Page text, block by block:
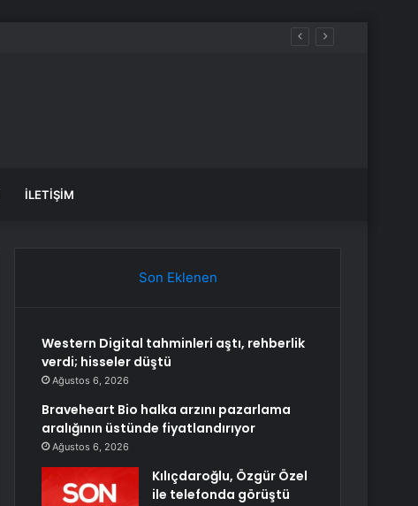
İLETIŞIM
Son Eklenen
Western Digital tahminleri aştı, rehberlik
verdi; hisseler düştü
Ağustos 6, 2026
Braveheart Bio halka arzını pazarlama
aralığının üstünde fiyatlandırıyor
Ağustos 6, 2026
Kılıçdaroğlu, Özgür Özel
ile telefonda görüştü